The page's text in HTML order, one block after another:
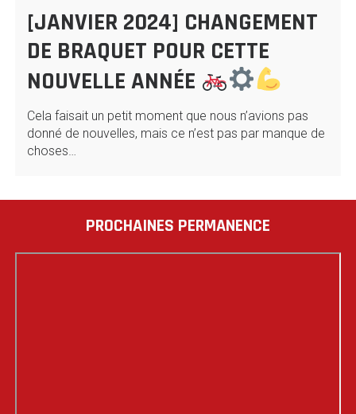
[JANVIER 2024] CHANGEMENT
DE BRAQUET POUR CETTE
NOUVELLE ANNÉE
Cela faisait un petit moment que nous n’avions pas
donné de nouvelles, mais ce n’est pas par manque de
choses…
PROCHAINES PERMANENCE